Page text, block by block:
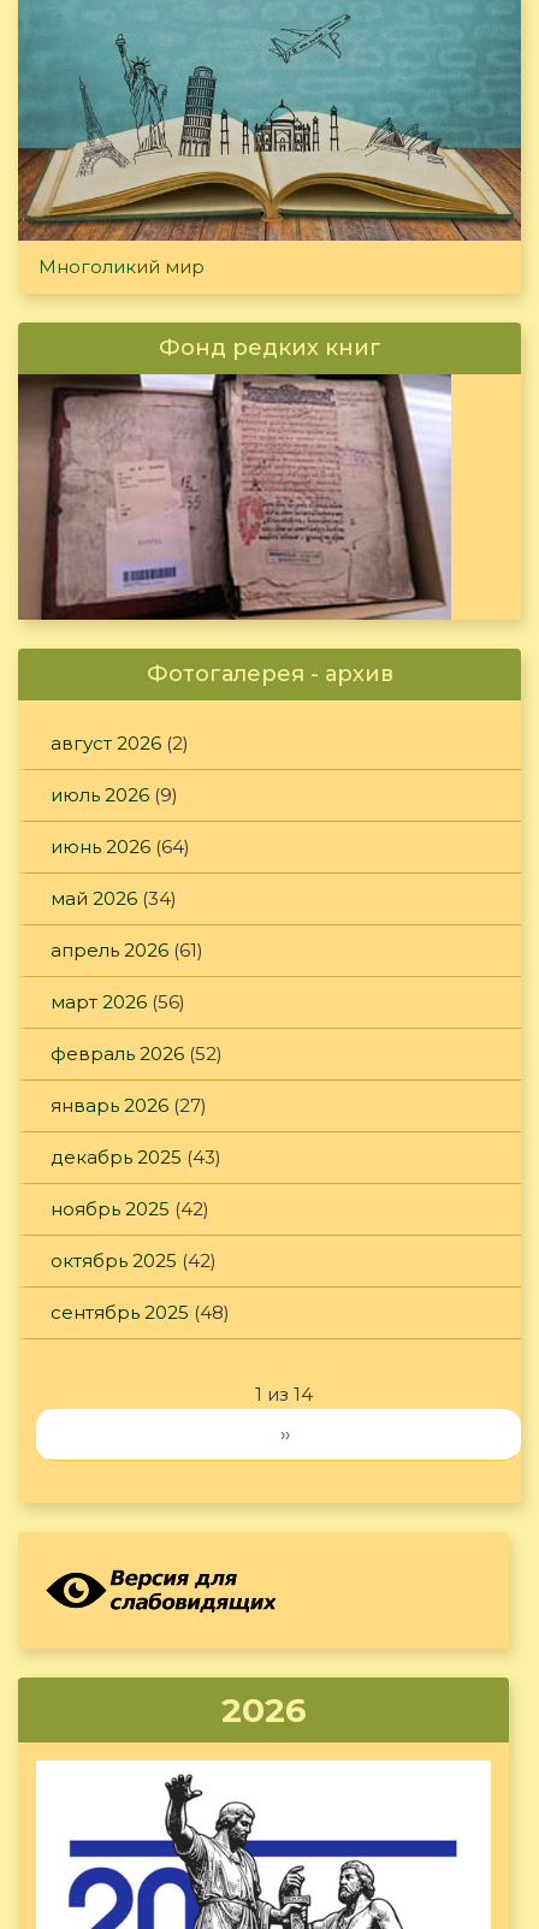
Многоликий мир
Фонд редких книг
Фотогалерея - архив
август 2026 (2)
июль 2026 (9)
июнь 2026 (64)
май 2026 (34)
апрель 2026 (61)
март 2026 (56)
февраль 2026 (52)
январь 2026 (27)
декабрь 2025 (43)
ноябрь 2025 (42)
октябрь 2025 (42)
сентябрь 2025 (48)
1 из 14
››
2026